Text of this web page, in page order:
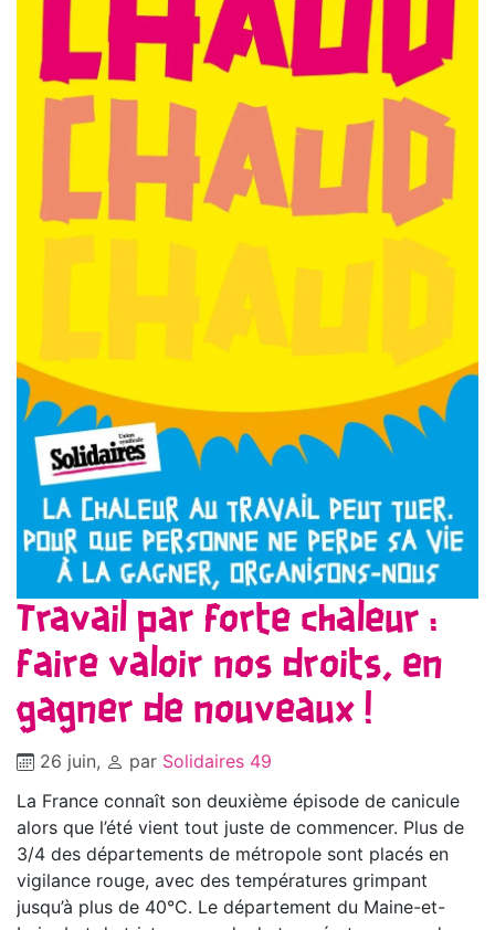
Travail par forte chaleur :
faire valoir nos droits, en
gagner de nouveaux !
26 juin, par Solidaires 49
La France connaît son deuxième épisode de canicule
alors que l’été vient tout juste de commencer. Plus de
3/4 des départements de métropole sont placés en
vigilance rouge, avec des températures grimpant
jusqu’à plus de 40°C. Le département du Maine-et-